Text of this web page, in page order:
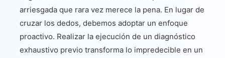
arriesgada que rara vez merece la pena. En lugar de
cruzar los dedos, debemos adoptar un enfoque
proactivo. Realizar la ejecución de un diagnóstico
exhaustivo previo transforma lo impredecible en un